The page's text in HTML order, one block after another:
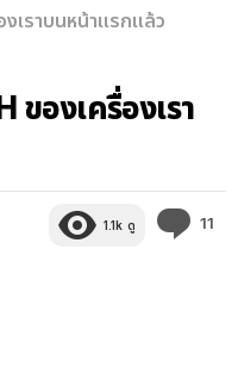
งเราบนหน้าแรกแล้ว
ของเครื่องเรา
1.1k ดู 11